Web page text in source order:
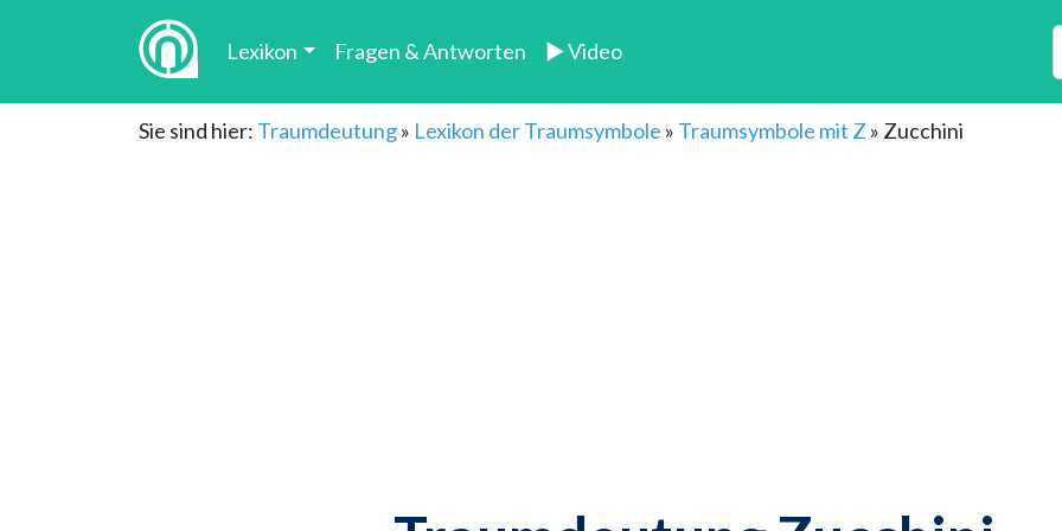
Lexikon Fragen & Antworten ► Video
Sie sind hier: Traumdeutung» Lexikon der Traumsymbole » Traumsymbole mit Z » Zucchini